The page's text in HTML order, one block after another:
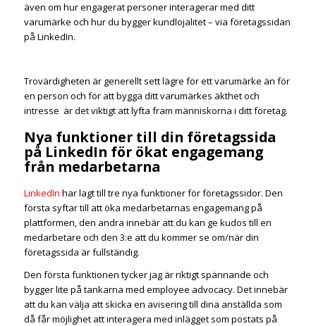
även om hur engagerat personer interagerar med ditt
varumärke och hur du bygger kundlojalitet – via företagssidan
på LinkedIn.
Trovärdigheten är generellt sett lägre för ett varumärke än för
en person och för att bygga ditt varumärkes äkthet och
intresse är det viktigt att lyfta fram människorna i ditt företag.
Nya funktioner till din företagssida
på LinkedIn för ökat engagemang
från medarbetarna
LinkedIn har lagt till tre nya funktioner för företagssidor. Den
första syftar till att öka medarbetarnas engagemang på
plattformen, den andra innebär att du kan ge kudos till en
medarbetare och den 3:e att du kommer se om/när din
företagssida är fullständig.
Den första funktionen tycker jag är riktigt spännande och
bygger lite på tankarna med employee advocacy. Det innebär
att du kan välja att skicka en avisering till dina anställda som
då får möjlighet att interagera med inlägget som postats på